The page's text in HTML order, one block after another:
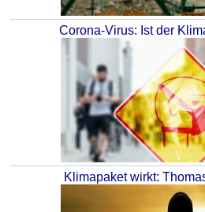
Corona-Virus: Ist der
Klimapaket wirkt: